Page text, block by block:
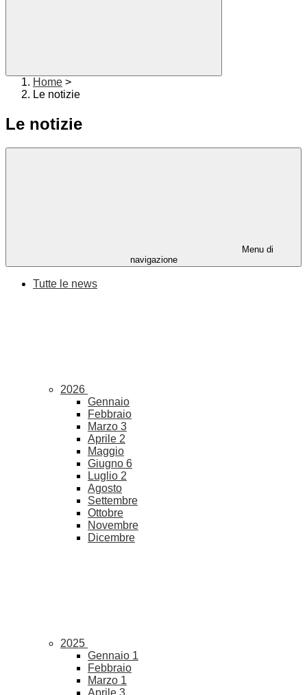
Home >
Le notizie
Le notizie
Menu di
navigazione
Tutte le news
2026
Gennaio
Febbraio
Marzo 3
Aprile 2
Maggio
Giugno 6
Luglio 2
Agosto
Settembre
Ottobre
Novembre
Dicembre
2025
Gennaio 1
Febbraio
Marzo 1